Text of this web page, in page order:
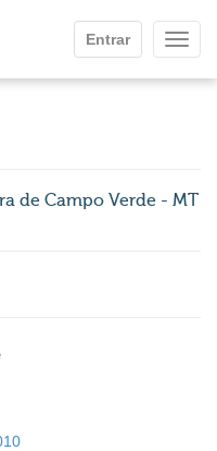
Entrar
de Campo Verde - MT